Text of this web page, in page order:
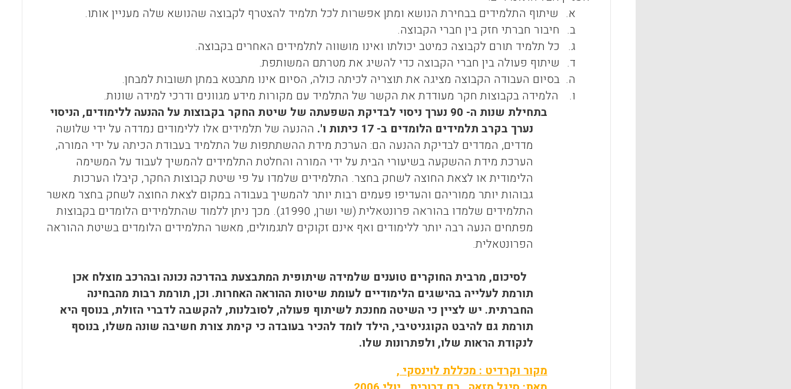
א. שיתוף התלמידים בבחירת הנושא ומתן אפשרות לכל תלמיד להצטרף לקבוצה שהנושא שלה מעניין אותו.
ב. חיבור חברתי חזק בין חברי הקבוצה.
ג.
כל תלמיד תורם לקבוצה כמיטב יכולתו ואינו מושווה לתלמידים האחרים בקבוצה.
ד. שיתוף פעולה בין חברי הקבוצה כדי להשיג את מטרתם המשותפת.
ה. בסיום העבודה הקבוצה מציגה את תוצריה לכיתה כולה, הסיום אינו מתבטא במתן תשובות למבחן.
ו.
הלמידה בקבוצות חקר מעודדת את הקשר של התלמיד עם מקורות מידע מגוונים ודרכי למידה שונות.
בתחילת שנות ה- 90 נערך ניסוי לבדיקת השפעתה של שיטת החקר בקבוצות על ההנעה ללימודים, הניסוי
נערך בקרב תלמידים הלומדים ב- 17 כיתות ו'.
ההנעה של תלמידים אלו ללימודים נמדדה על ידי שלושה
מדדים, המדדים לבדיקת ההנעה הם: הערכת מידת ההשתתפות של התלמיד בעבודת הכיתה על ידי המורה,
הערכת מידת ההשקעה בשיעורי הבית על ידי המורה והחלטת התלמידים להמשיך לעבוד על המשימה
הלימודית או לצאת החוצה לשחק בחצר. התלמידים שלמדו על פי שיטת קבוצות החקר, קיבלו הערכות
גבוהות יותר ממוריהם והעדיפו פעמים רבות יותר להמשיך בעבודה במקום לצאת החוצה לשחק בחצר מאשר
התלמידים שלמדו בהוראה פרונטאלית (שי ושרן, 1990ג). מכך ניתן ללמוד שהתלמידים הלומדים בקבוצות
מפתחים הנעה רבה יותר ללימודים ואף אינם זקוקים לתגמולים, מאשר התלמידים הלומדים בשיטת ההוראה
הפרונטאלית.
לסיכום, מרבית החוקרים טוענים שלמידה שיתופית המתבצעת בהדרכה נכונה ובהרכב מוצלח אכן
תורמת לעלייה בהישגים הלימודיים לעומת שיטות ההוראה האחרות. וכן, תורמת רבות מהבחינה
החברתית. יש לציין כי השיטה מחנכת לשיתוף פעולה, לסובלנות, להקשבה לדברי הזולת, בנוסף היא
תורמת גם להיבט הקוגניטיבי, הילד לומד להכיר בעובדה כי קימת צורת חשיבה שונה משלו, בנוסף
לנקודת הראות שלו, ולפתרונות שלו.
מקור וקרדיט : מכללת לוינסקי ,